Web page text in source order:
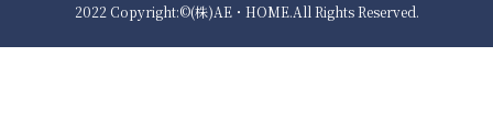
2022 Copyright:©(株)AE・HOME.All Rights Reserved.